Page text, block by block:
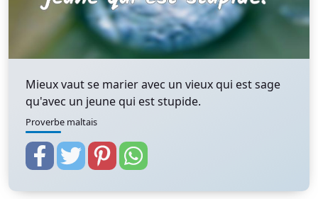
Mieux vaut se marier avec un vieux qui est sage
qu'avec un jeune qui est stupide.
Proverbe maltais